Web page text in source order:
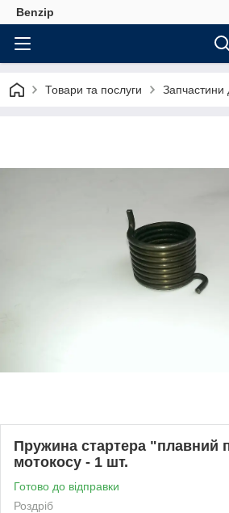
Benzip
Товари та послуги Запчастини
Пружина стартера "плавний
мотокосу - 1 шт.
Готово до відправки
Роздріб